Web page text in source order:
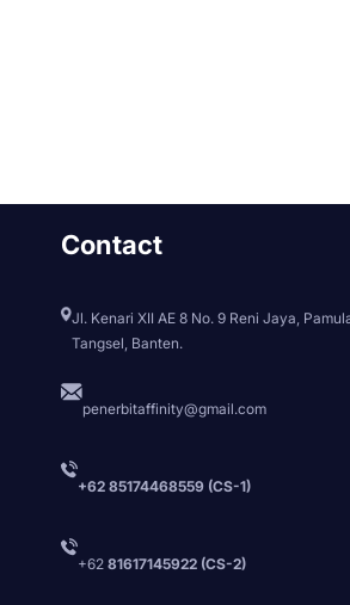
Contact
Jl. Kenari XII AE 8 No. 9 Reni Jaya,
Tangsel, Banten.
penerbitaffinity@gmail.com
+62 85174468559 (CS-1)
+6281617145922 (CS-2)